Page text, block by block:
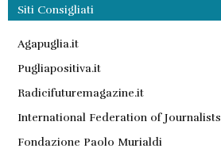
Siti Consigliati
Agapuglia.it
Pugliapositiva.it
Radicifuturemagazine.it
International Federation of Journalists
Fondazione Paolo Murialdi